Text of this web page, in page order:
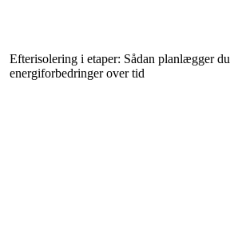
Efterisolering i etaper: Sådan planlægger du
energiforbedringer over tid